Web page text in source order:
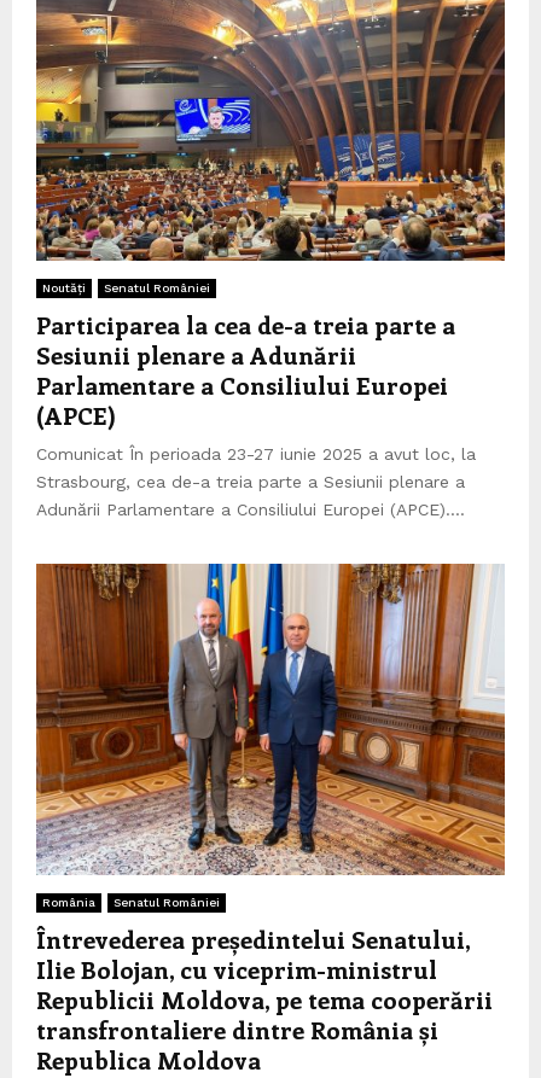
Noutăți Senatul României
Participarea la cea de-a treia parte a
Sesiunii plenare a Adunării
Parlamentare a Consiliului Europei
(APCE)
Comunicat În perioada 23-27 iunie 2025 a avut loc, la
Strasbourg, cea de-a treia parte a Sesiunii plenare a
Adunării Parlamentare a Consiliului Europei (APCE)....
România Senatul României
Întrevederea președintelui Senatului,
Ilie Bolojan, cu viceprim-ministrul
Republicii Moldova, pe tema cooperării
transfrontaliere dintre România și
Republica Moldova